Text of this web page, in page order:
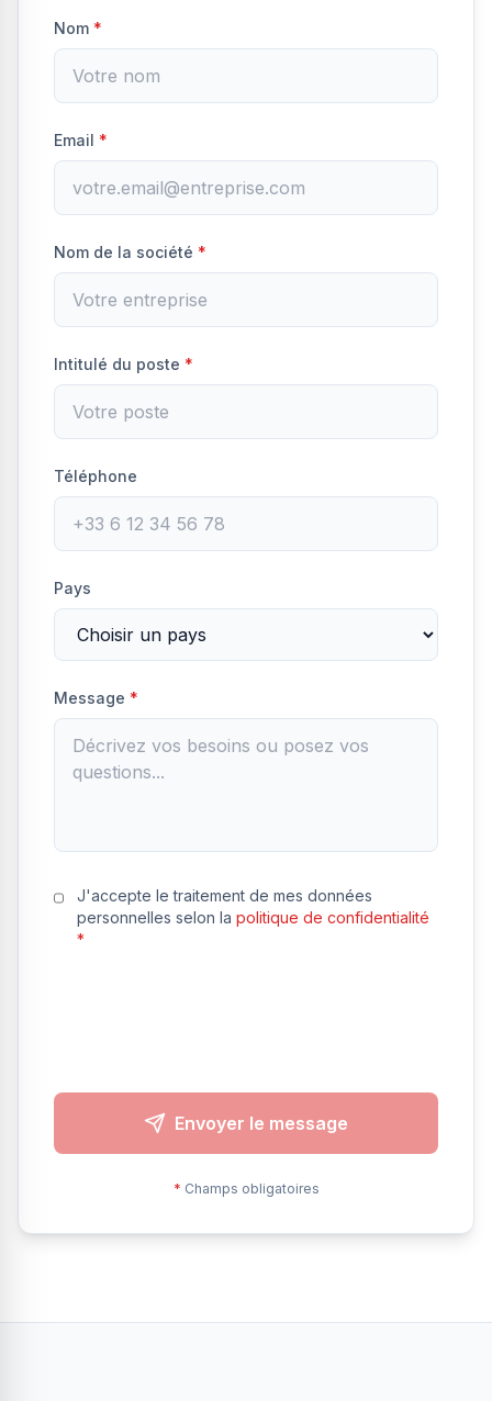
Nom *
Email *
Nom de la société *
Intitulé du poste *
Téléphone
Pays
Message *
J'accepte le traitement de mes données
personnelles selon la politique de confidentialité
*
Envoyer le message
* Champs obligatoires